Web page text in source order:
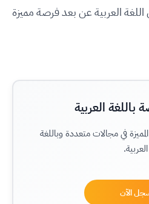
العربية عن بعد فرصة مميزة
العربية
في مجالات متعددة وباللغة
العربية.
الآن